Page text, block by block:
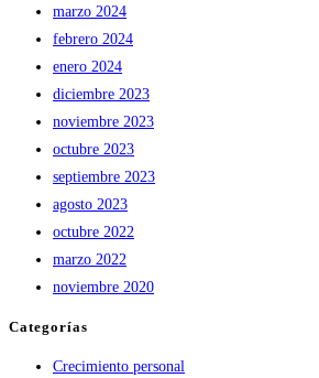
marzo 2024
febrero 2024
enero 2024
diciembre 2023
noviembre 2023
octubre 2023
septiembre 2023
agosto 2023
octubre 2022
marzo 2022
noviembre 2020
Categorías
Crecimiento personal